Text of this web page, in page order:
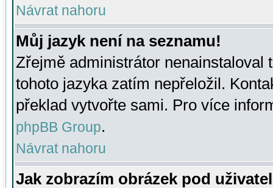
Návrat nahoru
Můj jazyk není na seznamu!
Zřejmě administrátor nenainstaloval
tohoto jazyka zatím nepřeložil.
překlad vytvořte sami. Pro více
phpBB Group.
Návrat nahoru
Jak zobrazím obrázek pod